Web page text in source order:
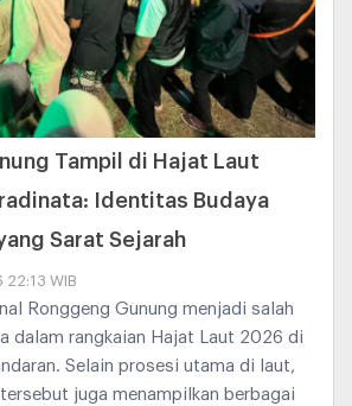
Tampil di Hajat Laut
Identitas Budaya
Sarat Sejarah
22:13 WIB
Ronggeng Gunung menjadi salah
dalam rangkaian Hajat Laut 2026 di
Selain prosesi utama di laut,
juga menampilkan berbagai